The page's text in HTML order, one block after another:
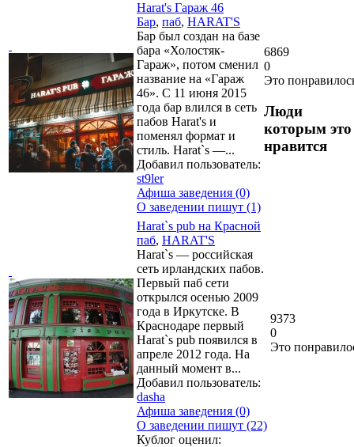
Harat's Гараж 46
Бар, паб, HARAT'S
Бар был создан на базе
бара «Холостяк-
Гараж», потом сменил
название на «Гараж
46». С 11 июня 2015
года бар влился в сеть
пабов Harat's и
поменял формат и
стиль. Harat`s —...
Добавил пользователь:
st9ler
Афиша заведения (0)
О заведении пишут (1)
6869
0
Это
Люди
которым это
нравится
Harat`s pub на Красной
паб, HARAT'S
Harat`s — российская
сеть ирландских пабов.
Первый паб сети
открылся осенью 2009
года в Иркутске. В
Краснодаре первый
Harat`s pub появился в
апреле 2012 года. На
данный момент в...
Добавил пользователь:
dasha
Афиша заведения (0)
О заведении пишут (22)
Кублог оценил:
9373
0
Это